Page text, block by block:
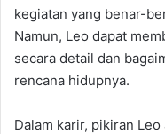
kegiatan yang benar-
Namun, Leo dapat
secara detail dan
rencana hidupnya.
Dalam karir, pikiran